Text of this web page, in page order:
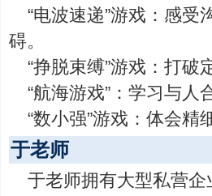
“电波速递”游戏：感
碍。
“挣脱束缚”游戏：打
“航海游戏”：学习与
“数小强”游戏：体会
于老师
于老师拥有大型私营